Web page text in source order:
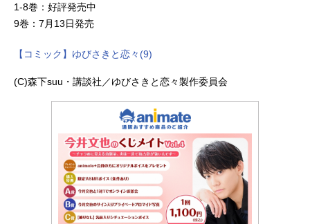
1-8巻：好評発売中
9巻：7月13日発売
【コミック】ゆびさきと恋々(9)
(C)森下suu・講談社／ゆびさきと恋々製作委員会